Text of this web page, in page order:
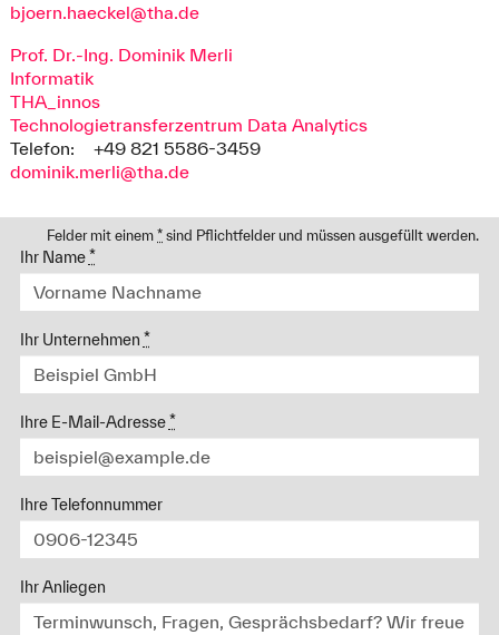
bjoern.haeckel@tha.de
Prof. Dr.-Ing. Dominik Merli
Informatik
THA_innos
Technologietransferzentrum Data Analytics
Telefon:
+49 821 5586-3459
dominik.merli@tha.de
Felder mit einem* sind Pflichtfelder und müssen ausgefüllt werden.
Ihr Name*
Ihr Unternehmen *
Ihre E-Mail-Adresse*
Ihre Telefonnummer
Ihr Anliegen